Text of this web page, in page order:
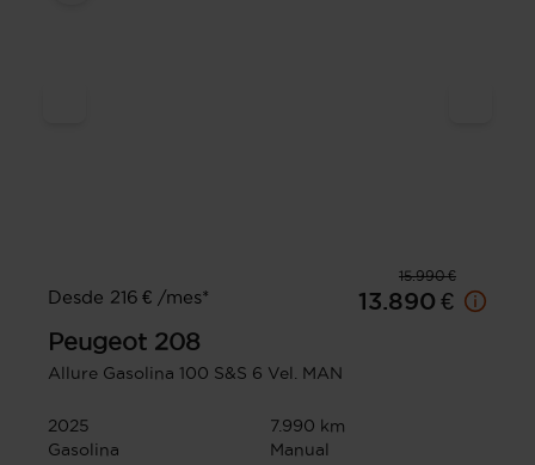
15.990 €
Desde 216 € /mes*
13.890 €
Peugeot 208
Allure Gasolina 100 S&S 6 Vel. MAN
2025
7.990 km
Gasolina
Manual